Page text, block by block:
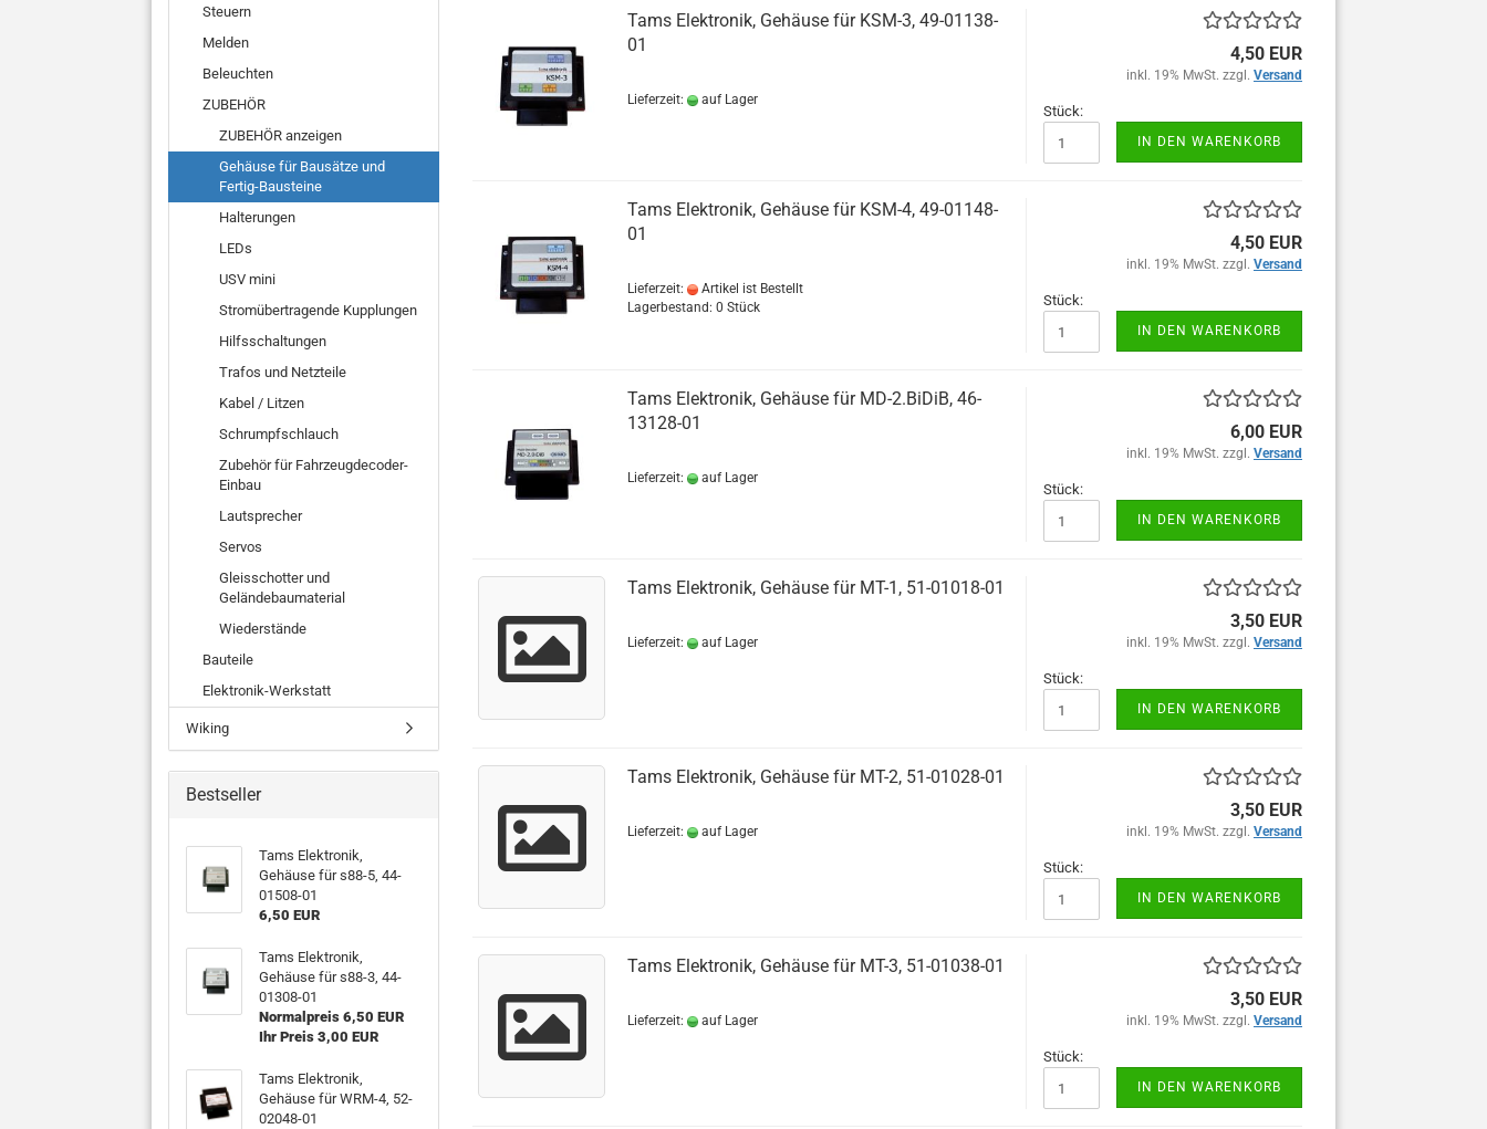
Tams Elektronik, Gehäuse für KSM-3, 49-01138-
01
Lieferzeit: auf Lager
4,50 EUR
inkl. 19% MwSt. zzgl. Versand
Stück:
IN DEN WARENKORB
Tams Elektronik, Gehäuse für KSM-4, 49-01148-
01
Lieferzeit:
Artikel ist Bestellt
Lagerbestand: 0 Stück
4,50 EUR
inkl. 19% MwSt. zzgl. Versand
Stück:
IN DEN WARENKORB
Tams Elektronik, Gehäuse für MD-2.BiDiB, 46-
13128-01
Lieferzeit: auf Lager
6,00 EUR
inkl. 19% MwSt. zzgl. Versand
Stück:
IN DEN WARENKORB
Tams Elektronik, Gehäuse für MT-1, 51-01018-01
Lieferzeit: auf Lager
3,50 EUR
inkl. 19% MwSt. zzgl. Versand
Stück:
IN DEN WARENKORB
Tams Elektronik, Gehäuse für MT-2, 51-01028-01
Lieferzeit: auf Lager
3,50 EUR
inkl. 19% MwSt. zzgl. Versand
Stück:
IN DEN WARENKORB
Tams Elektronik, Gehäuse für MT-3, 51-01038-01
Lieferzeit: auf Lager
3,50 EUR
inkl. 19% MwSt. zzgl. Versand
Stück:
IN DEN WARENKORB
Steuern
Melden
Beleuchten
ZUBEHÖR
ZUBEHÖR anzeigen
Gehäuse für Bausätze und
Fertig-Bausteine
Halterungen
LEDs
USV mini
Stromübertragende Kupplungen
Hilfsschaltungen
Trafos und Netzteile
Kabel / Litzen
Schrumpfschlauch
Zubehör für Fahrzeugdecoder-
Einbau
Lautsprecher
Servos
Gleisschotter und
Geländebaumaterial
Wiederstände
Bauteile
Elektronik-Werkstatt
Wiking
Bestseller
Tams Elektronik,
Gehäuse für s88-5, 44-
01508-01
6,50 EUR
Tams Elektronik,
Gehäuse für s88-3, 44-
01308-01
Normalpreis 6,50 EUR
Ihr Preis 3,00 EUR
Tams Elektronik,
Gehäuse für WRM-4, 52-
02048-01